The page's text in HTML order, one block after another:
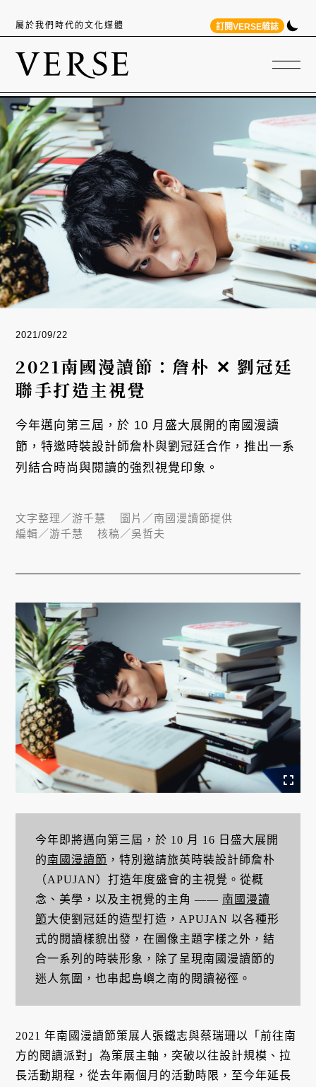
屬於我們時代的文化媒體 訂閱VERSE雜誌
2021/09/22
2021南國漫讀節：詹朴 ✕ 劉冠廷
聯手打造主視覺
今年邁向第三屆，於 10 月盛大展開的南國漫讀
節，特邀時裝設計師詹朴與劉冠廷合作，推出一系
列結合時尚與閱讀的強烈視覺印象。
今年即將邁向第三屆，於 10 月 16 日盛大展開
的南國漫讀節 ，特別邀請旅英時裝設計師詹朴
（APUJAN）打造年度盛會的主視覺。從概
念、美學，以及主視覺的主角 —— 南國漫讀
節大使劉冠廷的造型打造，APUJAN 以各種形
式的閱讀樣貌出發，在圖像主題字樣之外，結
合一系列的時裝形象，除了呈現南國漫讀節的
迷人氛圍，也串起島嶼之南的閱讀祕徑。
2021 年南國漫讀節策展人張鐵志與蔡瑞珊以「前往南
方的閱讀派對」為策展主軸，突破以往設計規模、拉
⻑活動期程，從去年兩個月的活動時限，至今年延長
文字整理／游千慧 圖片／南國漫讀節提供
編輯／游千慧 核稿／吳哲夫